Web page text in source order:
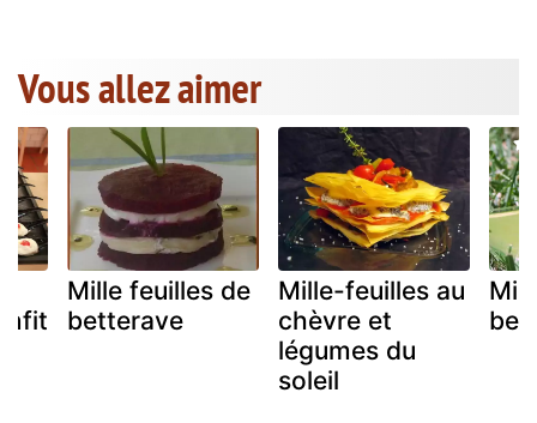
Vous allez aimer
Mille feuilles de
betterave
Mille-feuilles au
chèvre et
légumes du
soleil